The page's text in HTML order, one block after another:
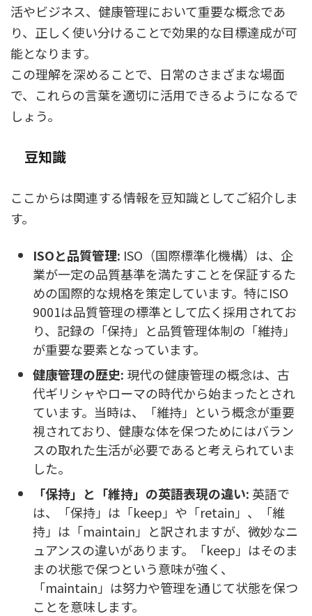
活やビジネス、健康管理において重要な概念であ
り、正しく使い分けることで効果的な目標達成が可
能となります。
この理解を深めることで、日常のさまざまな場面
で、これらの言葉を適切に活用できるようになるで
しょう。
豆知識
ここからは関連する情報を豆知識としてご紹介しま
す。
ISOと品質管理: ISO（国際標準化機構）は、企
業が一定の品質基準を満たすことを保証するた
めの国際的な規格を策定しています。特にISO
9001は品質管理の標準として広く採用されてお
り、記録の「保持」と品質管理体制の「維持」
が重要な要素となっています。
健康管理の歴史: 現代の健康管理の概念は、古
代ギリシャやローマの時代から始まったとされ
ています。当時は、「維持」という概念が重要
視されており、健康な体を保つためにはバラン
スの取れた生活が必要であると考えられていま
した。
「保持」と「維持」の英語表現の違い: 英語で
は、「保持」は「keep」や「retain」、「維
持」は「maintain」と訳されますが、微妙なニ
ュアンスの違いがあります。「keep」はそのま
まの状態で保つという意味が強く、
「maintain」は努力や管理を通じて状態を保つ
ことを意味します。